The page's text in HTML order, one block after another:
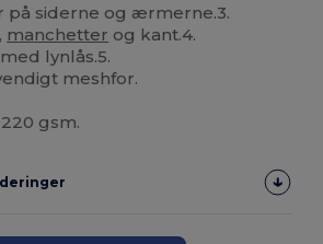
på siderne og ærmerne.3.
manchetter og kant.4.
lynlås.5.
meshfor.
gsm.